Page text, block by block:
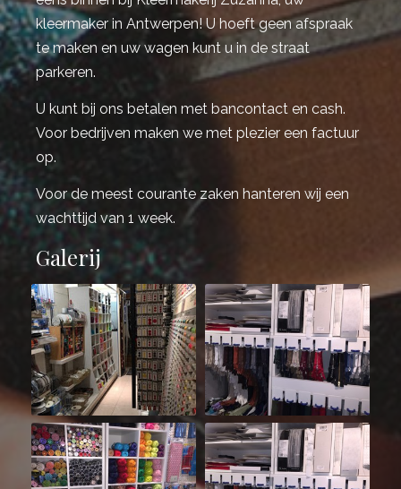
kleermaker in Antwerpen! U hoeft geen afspraak
te maken en uw wagen kunt u in de straat
parkeren.
U kunt bij ons betalen met bancontact en cash.
Voor bedrijven maken we met plezier een factuur
op.
Voor de meest courante zaken hanteren wij een
wachttijd van 1 week.
Galerij